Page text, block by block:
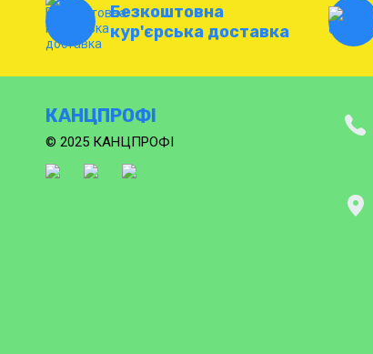
Безкоштовна
кур'єрська доставка
КАНЦПРОФІ
© 2025 КАНЦПРОФІ